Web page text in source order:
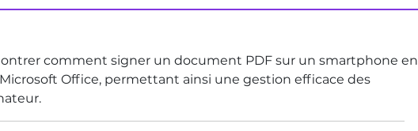
comment signer un document PDF sur un smartphone en
Office, permettant ainsi une gestion efficace des